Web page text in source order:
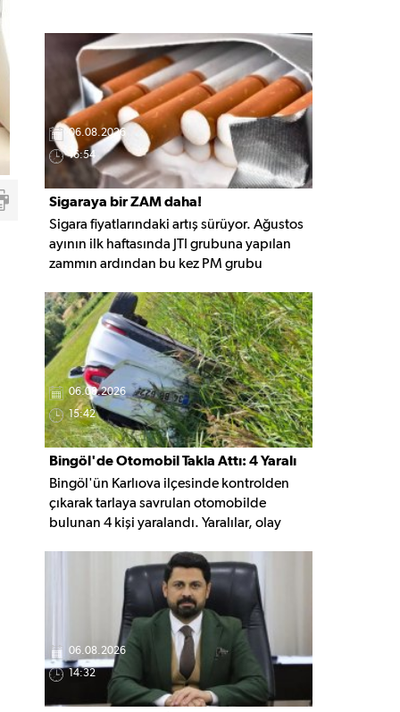
06.08.2026
16:54
Sigaraya bir ZAM daha!
Sigara fiyatlarındaki artış sürüyor. Ağustos
ayının ilk haftasında JTI grubuna yapılan
zammın ardından bu kez PM grubu
gruptaki en ucuz sigara 120 TL, en pahalı
sigara ise 140 TL'ye yükseldi.
06.08.2026
15:42
Bingöl'de Otomobil Takla Attı: 4 Yaralı
Bingöl'ün Karlıova ilçesinde kontrolden
çıkarak tarlaya savrulan otomobilde
bulunan 4 kişi yaralandı. Yaralılar, olay
hastaneye kaldırıldı.
06.08.2026
14:32